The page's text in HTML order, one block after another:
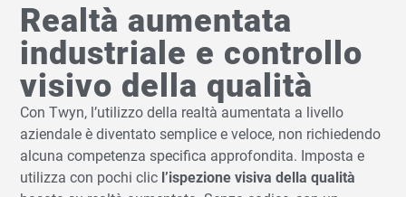
Realtà aumentata
industriale e controllo
visivo della qualità
Con Twyn, l’utilizzo della realtà aumentata a livello
aziendale è diventato semplice e veloce, non richiedendo
alcuna competenza specifica approfondita. Imposta e
utilizza con pochi clic l’ispezione visiva della qualità